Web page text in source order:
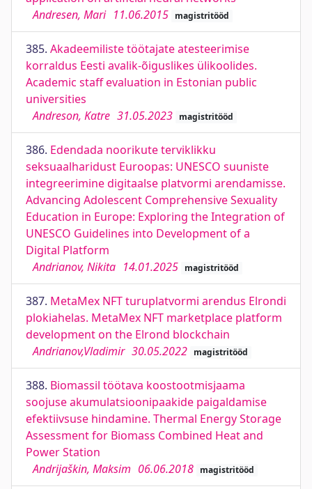
Andresen, Mari 11.06.2015 magistritööd
385. Akadeemiliste töötajate atesteerimise
korraldus Eesti avalik-õiguslikes ülikoolides.
Academic staff evaluation in Estonian public
universities
Andreson, Katre 31.05.2023 magistritööd
386. Edendada noorikute terviklikku
seksuaalharidust Euroopas: UNESCO suuniste
integreerimine digitaalse platvormi arendamisse.
Advancing Adolescent Comprehensive Sexuality
Education in Europe: Exploring the Integration of
UNESCO Guidelines into Development of a
Digital Platform
Andrianov, Nikita 14.01.2025 magistritööd
387. MetaMex NFT turuplatvormi arendus Elrondi
plokiahelas. MetaMex NFT marketplace platform
development on the Elrond blockchain
Andrianov,Vladimir 30.05.2022 magistritööd
388. Biomassil töötava koostootmisjaama
soojuse akumulatsioonipaakide paigaldamise
efektiivsuse hindamine. Thermal Energy Storage
Assessment for Biomass Combined Heat and
Power Station
Andrijaškin, Maksim 06.06.2018 magistritööd